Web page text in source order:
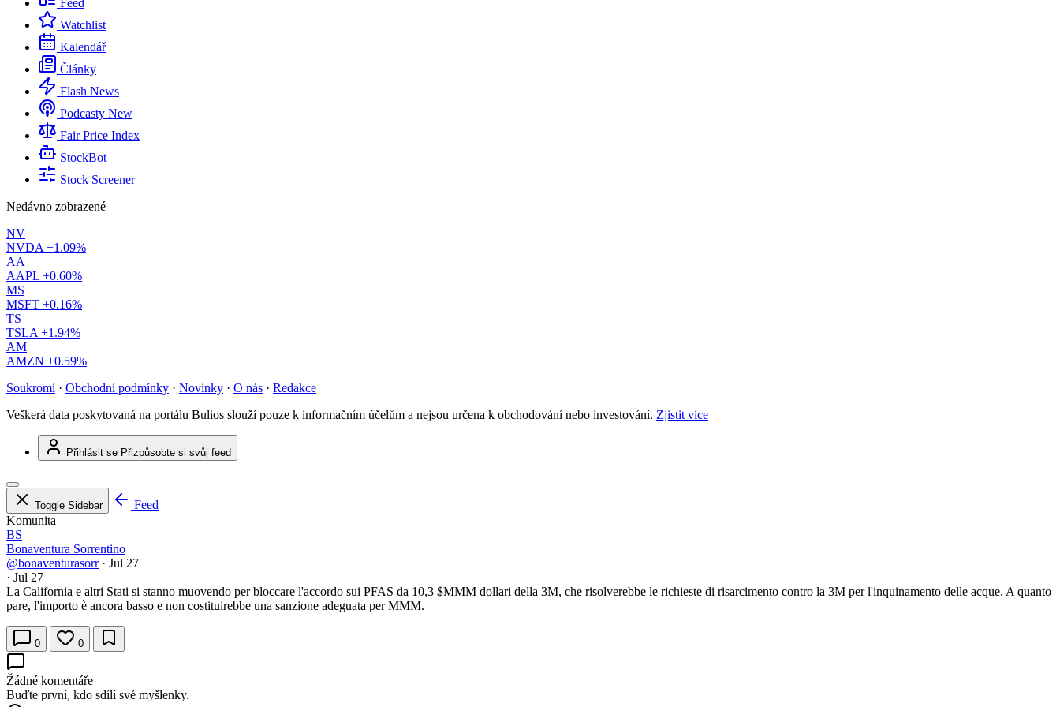
Feed
Watchlist
Kalendář
Články
Flash News
Podcasty New
Fair Price Index
StockBot
Stock Screener
Nedávno zobrazené
NV
NVDA +1.09%
AA
AAPL +0.60%
MS
MSFT +0.16%
TS
TSLA +1.94%
AM
AMZN +0.59%
Soukromí · Obchodní podmínky · Novinky · O nás · Redakce
Veškerá data poskytovaná na portálu Bulios slouží pouze k informačním účelům a nejsou určena k obchodování nebo investování. Zjistit více
Přihlásit se Přizpůsobte si svůj feed
Toggle Sidebar
Feed
Komunita
BS
Bonaventura Sorrentino
@bonaventurasorr · Jul 27
· Jul 27
La California e altri Stati si stanno muovendo per bloccare l'accordo sui PFAS da 10,3 $MMM dollari della 3M, che risolverebbe le richieste di risarcimento contro la 3M per l'inquinamento delle acque. A quanto
pare, l'importo è ancora basso e non costituirebbe una sanzione adeguata per MMM.
0 0
Žádné komentáře
Buďte první, kdo sdílí své myšlenky.